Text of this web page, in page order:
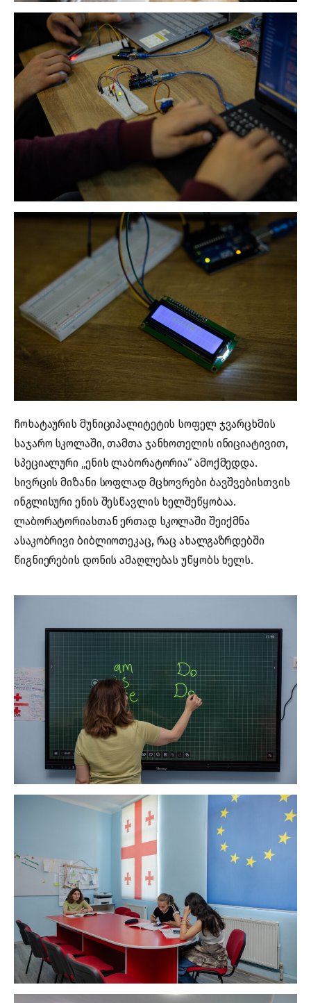
ჩოხატაურის მუნიციპალიტეტის სოფელ ჯვარცხმის
საჯარო სკოლაში, თამთა ჯანხოთელის ინიციატივით,
სპეციალური „ენის ლაბორატორია“ ამოქმედდა.
სივრცის მიზანი სოფლად მცხოვრები ბავშვებისთვის
ინგლისური ენის შესწავლის ხელშეწყობაა.
ლაბორატორიასთან ერთად სკოლაში შეიქმნა
ასაკობრივი ბიბლიოთეკაც, რაც ახალგაზრდებში
წიგნიერების დონის ამაღლებას უწყობს ხელს.